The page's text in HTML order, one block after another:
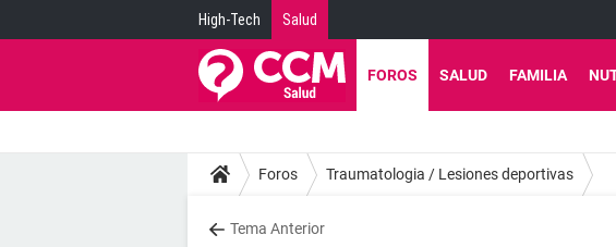
High-Tech Salud
FOROS SALUD FAMILIA
Foros Traumatologia / Lesiones deportivas
Tema Anterior